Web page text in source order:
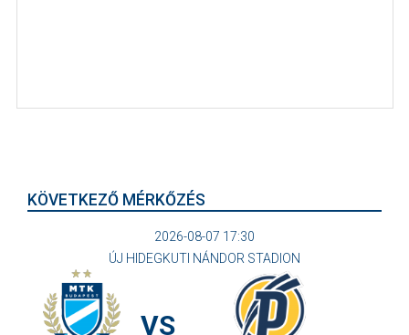
KÖVETKEZŐ MÉRKŐZÉS
2026-08-07 17:30
ÚJ HIDEGKUTI NÁNDOR STADION
VS